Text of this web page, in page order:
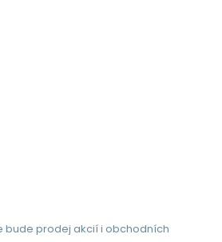
bude prodej akcií i obchodních